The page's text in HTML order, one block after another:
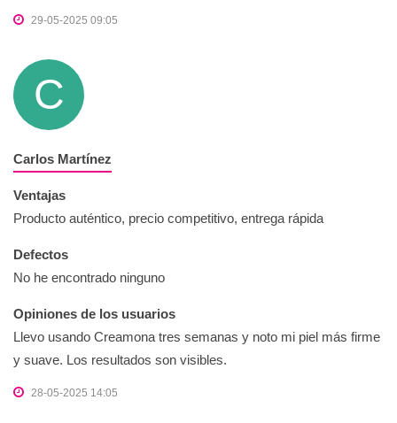
29-05-2025 09:05
C
Carlos Martínez
Ventajas
Producto auténtico, precio competitivo, entrega rápida
Defectos
No he encontrado ninguno
Opiniones de los usuarios
Llevo usando Creamona tres semanas y noto mi piel más firme
y suave. Los resultados son visibles.
28-05-2025 14:05